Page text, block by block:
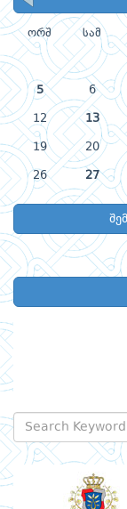
ორშ სამ
5 6
12 13
19 20
26 27